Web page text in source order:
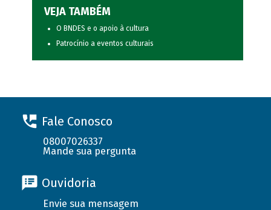
VEJA TAMBÉM
O BNDES e o apoio à cultura
Patrocínio a eventos culturais
Fale Conosco
08007026337
Mande sua pergunta
Ouvidoria
Envie sua mensagem